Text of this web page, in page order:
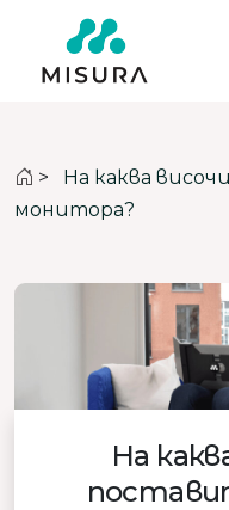
>
На каква
монитора?
На